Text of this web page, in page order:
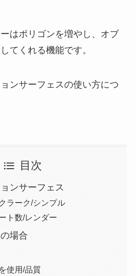
はポリゴンを増やし、オブ
てくれる機能です。
ンサーフェスの使い方につ
目次
ンサーフェス
ラーク/シンプル
ト数/レンダー
場合
使用/品質